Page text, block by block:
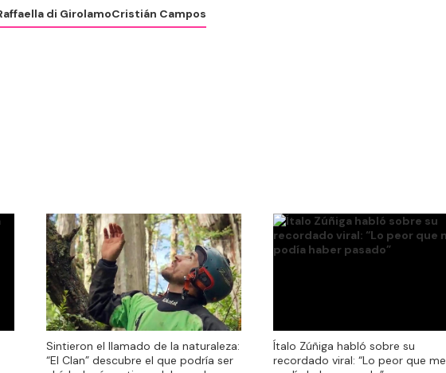
di GirolamoCristián Campos
“El Clan” descubre el que podría ser
el árbol más antiguo del mundo
Sintieron el llamado de la naturaleza:
“El Clan” descubre el que podría ser
Ítalo Zúñiga habló sobre su
recordado viral: “Lo peor que me